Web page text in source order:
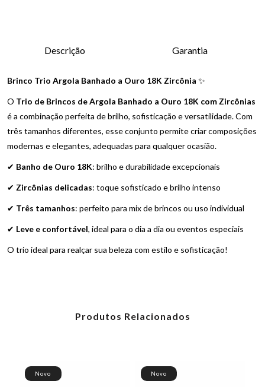
Descrição Garantia
Brinco Trio Argola Banhado a Ouro 18K Zircônia ✨
O Trio de Brincos de Argola Banhado a Ouro 18K com Zircônias
é a combinação perfeita de brilho, sofisticação e versatilidade. Com
três tamanhos diferentes, esse conjunto permite criar composições
modernas e elegantes, adequadas para qualquer ocasião.
✔ Banho de Ouro 18K: brilho e durabilidade excepcionais
✔ Zircônias delicadas: toque sofisticado e brilho intenso
✔ Três tamanhos: perfeito para mix de brincos ou uso individual
✔ Leve e confortável, ideal para o dia a dia ou eventos especiais
O trio ideal para realçar sua beleza com estilo e sofisticação!
Produtos Relacionados
Novo Novo